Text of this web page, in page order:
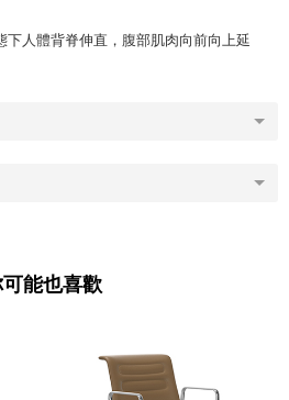
下人體背脊伸直，腹部肌肉向前向上延
能也喜歡